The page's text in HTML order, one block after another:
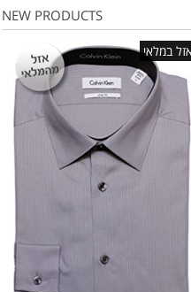
NEW PRODUCTS
במלאי